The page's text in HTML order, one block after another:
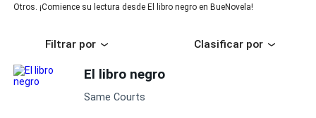
Otros. ¡Comience su lectura desde El libro negro en BueNovela!
Filtrar por Clasificar por
El libro negro
Same Courts